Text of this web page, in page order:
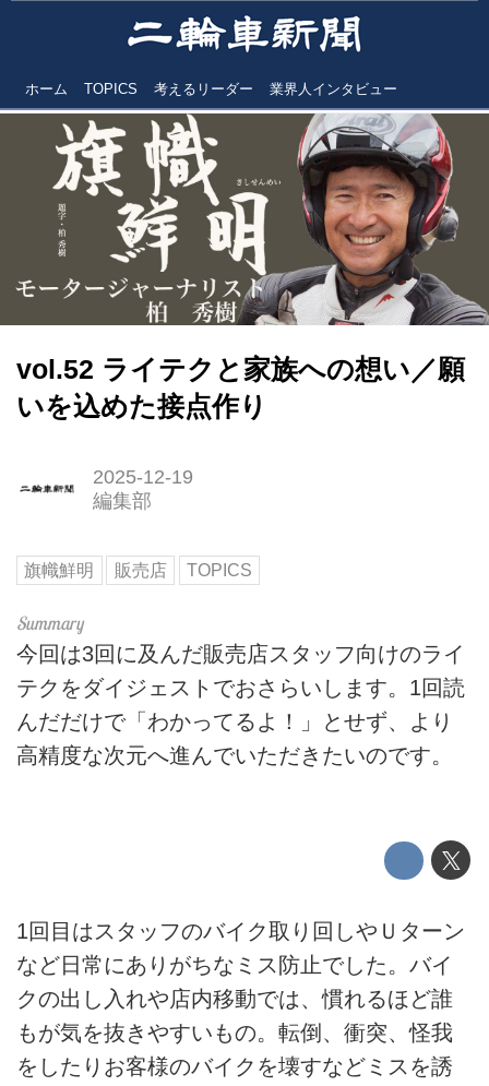
ホーム TOPICS 考えるリーダー 業界人インタビュー
vol.52 ライテクと家族への想い／願
いを込めた接点作り
2025-12-19
編集部
旗幟鮮明 販売店 TOPICS
今回は3回に及んだ販売店スタッフ向けのライ
テクをダイジェストでおさらいします。1回読
んだだけで「わかってるよ！」とせず、より
高精度な次元へ進んでいただきたいのです。
1回目はスタッフのバイク取り回しやＵターン
など日常にありがちなミス防止でした。バイ
クの出し入れや店内移動では、慣れるほど誰
もが気を抜きやすいもの。転倒、衝突、怪我
をしたりお客様のバイクを壊すなどミスを誘